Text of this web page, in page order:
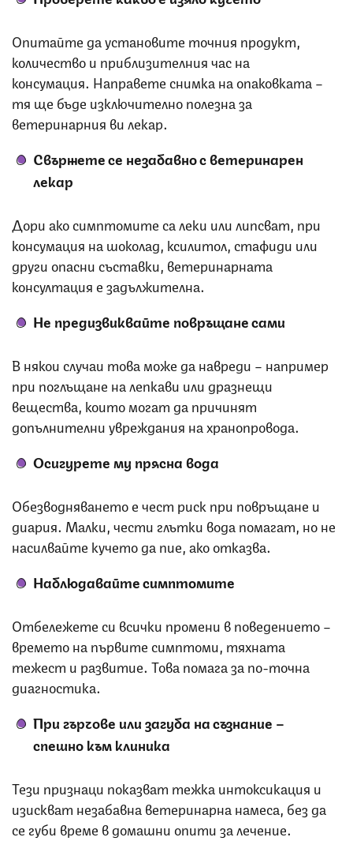
Опитайте да установите точния продукт,
количество и приблизителния час на
консумация. Направете снимка на опаковката –
тя ще бъде изключително полезна за
ветеринарния ви лекар.
Свържете се незабавно с ветеринарен
лекар
Дори ако симптомите са леки или липсват, при
консумация на шоколад, ксилитол, стафиди или
други опасни съставки, ветеринарната
консултация е задължителна.
Не предизвиквайте повръщанесами
В някои случаи това може да навреди – например
при поглъщане на лепкави или дразнещи
вещества, които могат да причинят
допълнителни увреждания на хранопровода.
Осигуретему прясна вода
Обезводняването е чест риск при повръщане и
диария. Малки, чести глътки вода помагат, но не
насилвайте кучето да пие, ако отказва.
Наблюдавайте симптомите
Отбележете си всички промени в поведението –
времето на първите симптоми, тяхната
тежест и развитие. Това помага за по-точна
диагностика.
При гърчове или загуба на съзнание –
спешно към клиника
Тези признаци показват тежка интоксикация и
изискват незабавна ветеринарна намеса, без да
се губи време в домашни опити за лечение.